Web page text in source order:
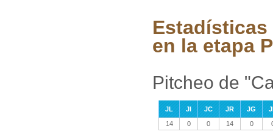
Estadísticas
en la etapa
Pitcheo de
JL JI JC JR JG
14
0 0 14 0